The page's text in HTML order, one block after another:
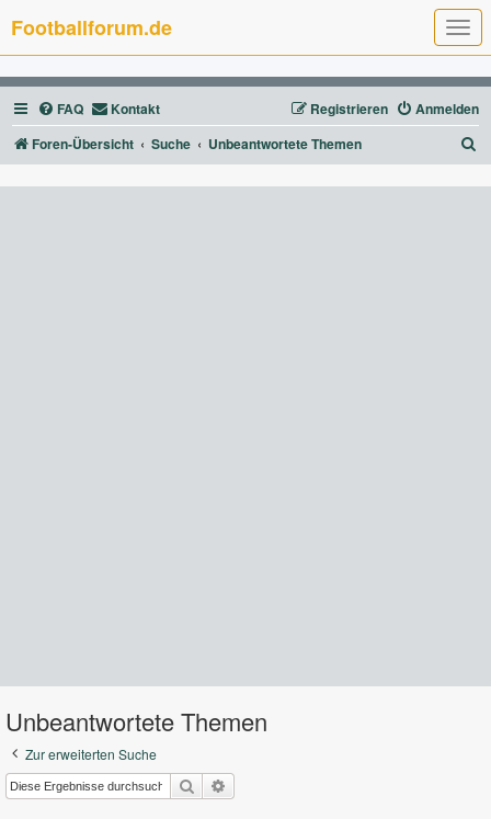
T
o
g
g
l
e
n
a
g
Footballforum.de
FAQ Kontakt Anmelden
Registrieren
Foren-Übersicht
Suche Unbeantwortete Themen
u
Unbeantwortete Themen
Zur erweiterten Suche
Suche